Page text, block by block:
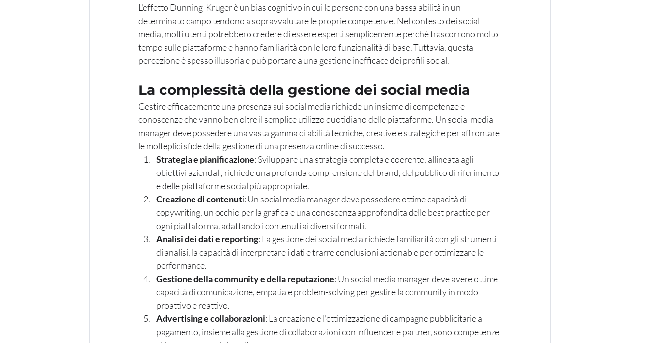
L'effetto Dunning-Kruger è un bias cognitivo in cui le persone con una bassa abilità in un
determinato campo tendono a sopravvalutare le proprie competenze. Nel contesto dei social
media, molti utenti potrebbero credere di essere esperti semplicemente perché trascorrono molto
tempo sulle piattaforme e hanno familiarità con le loro funzionalità di base. Tuttavia, questa
percezione è spesso illusoria e può portare a una gestione inefficace dei profili social.
La complessità della gestione dei social media
Gestire efficacemente una presenza sui social media richiede un insieme di competenze e
conoscenze che vanno ben oltre il semplice utilizzo quotidiano delle piattaforme. Un social media
manager deve possedere una vasta gamma di abilità tecniche, creative e strategiche per affrontare
le molteplici sfide della gestione di una presenza online di successo.
Strategia e pianificazione: Sviluppare una strategia completa e coerente, allineata agli
obiettivi aziendali, richiede una profonda comprensione del brand, del pubblico di riferimento
e delle piattaforme social più appropriate.
Creazione di contenuti: Un social media manager deve possedere ottime capacità di
copywriting, un occhio per la grafica e una conoscenza approfondita delle best practice per
ogni piattaforma, adattando i contenuti ai diversi formati.
Analisi dei dati e reporting: La gestione dei social media richiede familiarità con gli strumenti
di analisi, la capacità di interpretare i dati e trarre conclusioni actionable per ottimizzare le
performance.
Gestione della community e della reputazione: Un social media manager deve avere ottime
capacità di comunicazione, empatia e problem-solving per gestire la community in modo
proattivo e reattivo.
Advertising e collaborazioni: La creazione e l'ottimizzazione di campagne pubblicitarie a
pagamento, insieme alla gestione di collaborazioni con influencer e partner, sono competenze